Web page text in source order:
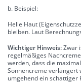
b. Beispiel:
Helle Haut
bleiben. Laut
Wichtiger Hinweis:Zwar
regelmäßiges
werden, dass die
Sonnencreme verlängert
umgehend ein schattiger